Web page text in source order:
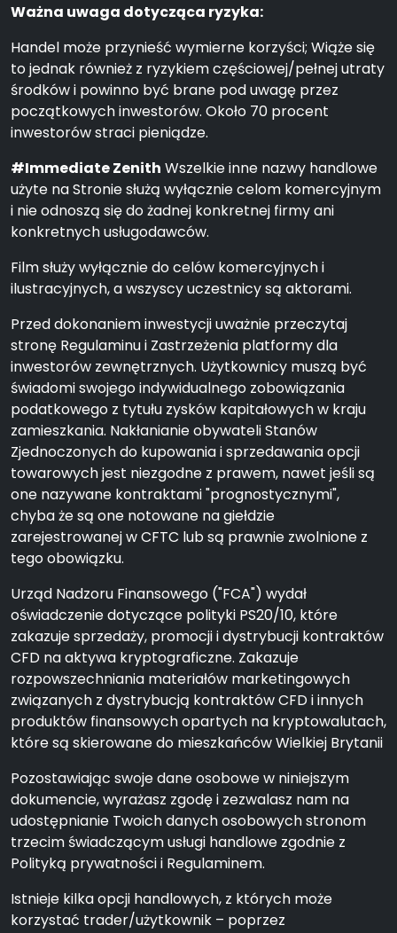
Ważna uwaga dotycząca ryzyka:
Handel może przynieść wymierne korzyści; Wiąże się
to jednak również z ryzykiem częściowej/pełnej utraty
środków i powinno być brane pod uwagę przez
początkowych inwestorów. Około 70 procent
inwestorów straci pieniądze.
#Immediate Zenith Wszelkie inne nazwy handlowe
użyte na Stronie służą wyłącznie celom komercyjnym
i nie odnoszą się do żadnej konkretnej firmy ani
konkretnych usługodawców.
Film służy wyłącznie do celów komercyjnych i
ilustracyjnych, a wszyscy uczestnicy są aktorami.
Przed dokonaniem inwestycji uważnie przeczytaj
stronę Regulaminu i Zastrzeżenia platformy dla
inwestorów zewnętrznych. Użytkownicy muszą być
świadomi swojego indywidualnego zobowiązania
podatkowego z tytułu zysków kapitałowych w kraju
zamieszkania. Nakłanianie obywateli Stanów
Zjednoczonych do kupowania i sprzedawania opcji
towarowych jest niezgodne z prawem, nawet jeśli są
one nazywane kontraktami "prognostycznymi",
chyba że są one notowane na giełdzie
zarejestrowanej w CFTC lub są prawnie zwolnione z
tego obowiązku.
Urząd Nadzoru Finansowego ("FCA") wydał
oświadczenie dotyczące polityki PS20/10, które
zakazuje sprzedaży, promocji i dystrybucji kontraktów
CFD na aktywa kryptograficzne. Zakazuje
rozpowszechniania materiałów marketingowych
związanych z dystrybucją kontraktów CFD i innych
produktów finansowych opartych na kryptowalutach,
które są skierowane do mieszkańców Wielkiej Brytanii
Pozostawiając swoje dane osobowe w niniejszym
dokumencie, wyrażasz zgodę i zezwalasz nam na
udostępnianie Twoich danych osobowych stronom
trzecim świadczącym usługi handlowe zgodnie z
Polityką prywatności i Regulaminem.
Istnieje kilka opcji handlowych, z których może
korzystać trader/użytkownik – poprzez